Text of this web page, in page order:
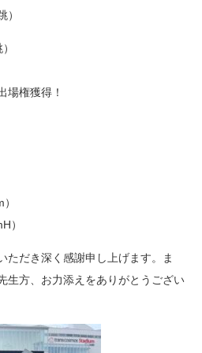
場権獲得！
）
ただき深く感謝申し上げます。ま
生方、お力添えをありがとうござい